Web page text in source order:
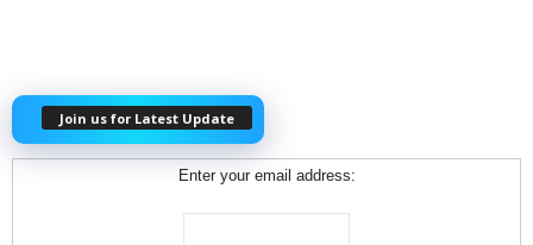
Join us for Latest Update
Enter your email address: